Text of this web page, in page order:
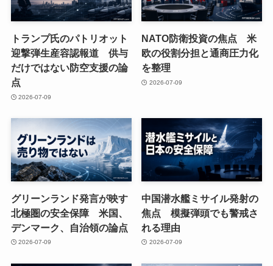
トランプ氏のパトリオット
迎撃弾生産容認報道 供与
だけではない防空支援の論
点
2026-07-09
NATO防衛投資の焦点 米
欧の役割分担と通商圧力化
を整理
2026-07-09
グリーンランド発言が映す
北極圏の安全保障 米国、
デンマーク、自治領の論点
2026-07-09
中国潜水艦ミサイル発射の
焦点 模擬弾頭でも警戒さ
れる理由
2026-07-09